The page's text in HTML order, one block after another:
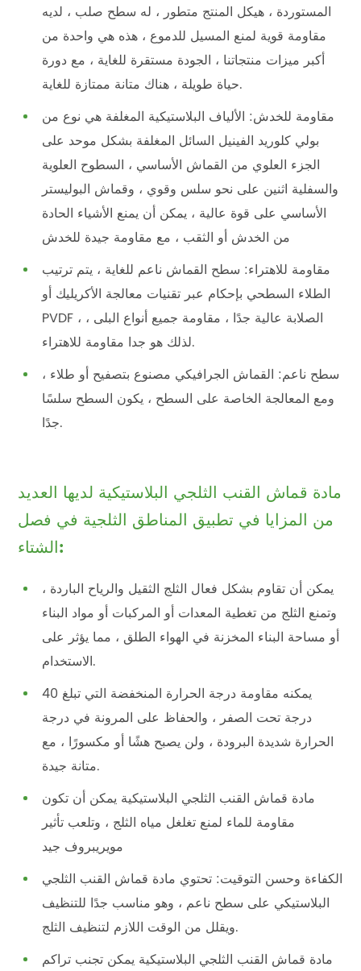
المستوردة ، هيكل المنتج متطور ، له سطح صلب ، لديه
مقاومة قوية لمنع المسيل للدموع ، هذه هي واحدة من
أكبر ميزات منتجاتنا ، الجودة مستقرة للغاية ، مع دورة
حياة طويلة ، هناك متانة ممتازة للغاية.
مقاومة للخدش: الألياف البلاستيكية المغلفة هي نوع من
بولي كلوريد الفينيل السائل المغلفة بشكل موحد على
الجزء العلوي من القماش الأساسي ، السطوح العلوية
والسفلية اثنين على نحو سلس وقوي ، وقماش البوليستر
الأساسي على قوة عالية ، يمكن أن يمنع الأشياء الحادة
من الخدش أو الثقب ، مع مقاومة جيدة للخدش
مقاومة للاهتراء: سطح القماش ناعم للغاية ، يتم ترتيب
الطلاء السطحي بإحكام عبر تقنيات معالجة الأكريليك أو
PVDF ، الصلابة عالية جدًا ، مقاومة جميع أنواع البلى ،
لذلك هو جدا مقاومة للاهتراء.
سطح ناعم: القماش الجرافيكي مصنوع بتصفيح أو طلاء ،
ومع المعالجة الخاصة على السطح ، يكون السطح سلسًا
جدًا.
مادة قماش القنب الثلجي البلاستيكية لديها العديد
من المزايا في تطبيق المناطق الثلجية في فصل
الشتاء:
يمكن أن تقاوم بشكل فعال الثلج الثقيل والرياح الباردة ،
وتمنع الثلج من تغطية المعدات أو المركبات أو مواد البناء
أو مساحة البناء المخزنة في الهواء الطلق ، مما يؤثر على
الاستخدام.
يمكنه مقاومة درجة الحرارة المنخفضة التي تبلغ 40
درجة تحت الصفر ، والحفاظ على المرونة في درجة
الحرارة شديدة البرودة ، ولن يصبح هشًا أو مكسورًا ، مع
متانة جيدة.
مادة قماش القنب الثلجي البلاستيكية يمكن أن تكون
مقاومة للماء لمنع تغلغل مياه الثلج ، وتلعب تأثير
مويريبروف جيد
الكفاءة وحسن التوقيت: تحتوي مادة قماش القنب الثلجي
البلاستيكي على سطح ناعم ، وهو مناسب جدًا للتنظيف
ويقلل من الوقت اللازم لتنظيف الثلج.
مادة قماش القنب الثلجي البلاستيكية يمكن تجنب تراكم